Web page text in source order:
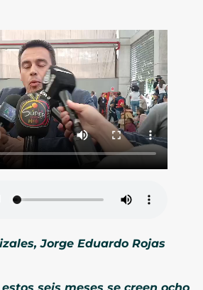
Jorge Eduardo Rojas